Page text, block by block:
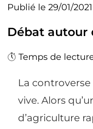
Publié le 29/01/2021
Débat autour
Temps de
La
vive. Alors
d’agriculture